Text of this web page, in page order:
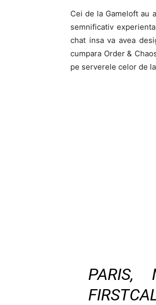
Cei de la Gameloft au
semnificativ
chat insa va avea
cumpara Order &
pe serverele celor de
PARIS,